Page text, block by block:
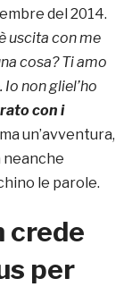
del 2014.
uscita con me
cosa? Ti amo
non gliel’ho
con i
un’avventura,
neanche
le parole.
crede
per